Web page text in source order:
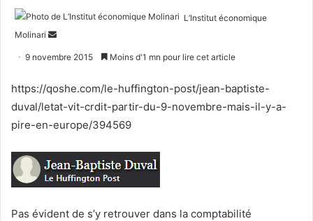
L’Institut économique
Molinari
Envoyer
9 novembre 2015 Moins d'1 mn pour lire cet article
https://qoshe.com/le-huffington-post/jean-baptiste-
duval/letat-vit-crdit-partir-du-9-novembre-mais-il-y-a-
pire-en-europe/394569
Pas évident de s’y retrouver dans la comptabilité